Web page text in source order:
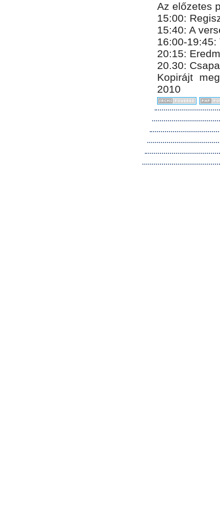
Az előzetes
15:00:
15:40: A
16:00-19:45:
20:​15​:
​20.30:
Kopirájt
2010